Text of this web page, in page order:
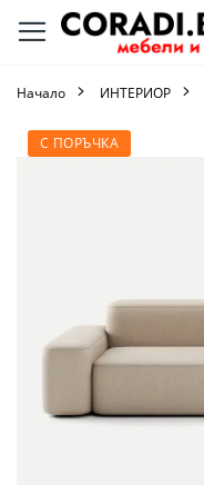
Начало ИНТЕРИОР
С ПОРЪЧКА
Преминете
към